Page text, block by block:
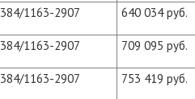
384/1163-2907 640 034 руб.
384/1163-2907 709 095 руб.
384/1163-2907 753 419 руб.